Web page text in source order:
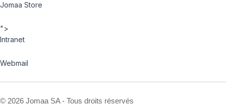
Jomaa Store
">
Intranet
Webmail
© 2026 Jomaa SA - Tous droits réservés